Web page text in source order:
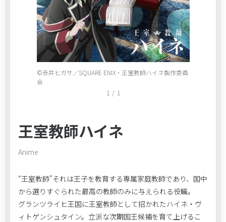
王室教師ハイネ
Anime
“王室教師”それは王子を教育する専属家庭教師であり、国中
から選りすぐられた最高の教師のみに与えられる役職。
グランツライヒ王国に王室教師として招かれたハイネ・ヴ
ィトゲンシュタイン。立派な次期国王候補を育て上げるこ
Item
1
©赤井ヒガサ／SQUARE ENIX・王室教師ハイネ製作委員
会
1 / 1